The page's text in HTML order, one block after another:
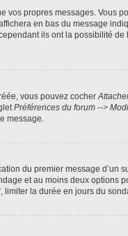
vos propres messages.
en bas du message
ils ont la possibilité
vous pouvez cocher
Préférences du forum -->
message.
du premier message d’un
et au moins deux
la durée en jours du